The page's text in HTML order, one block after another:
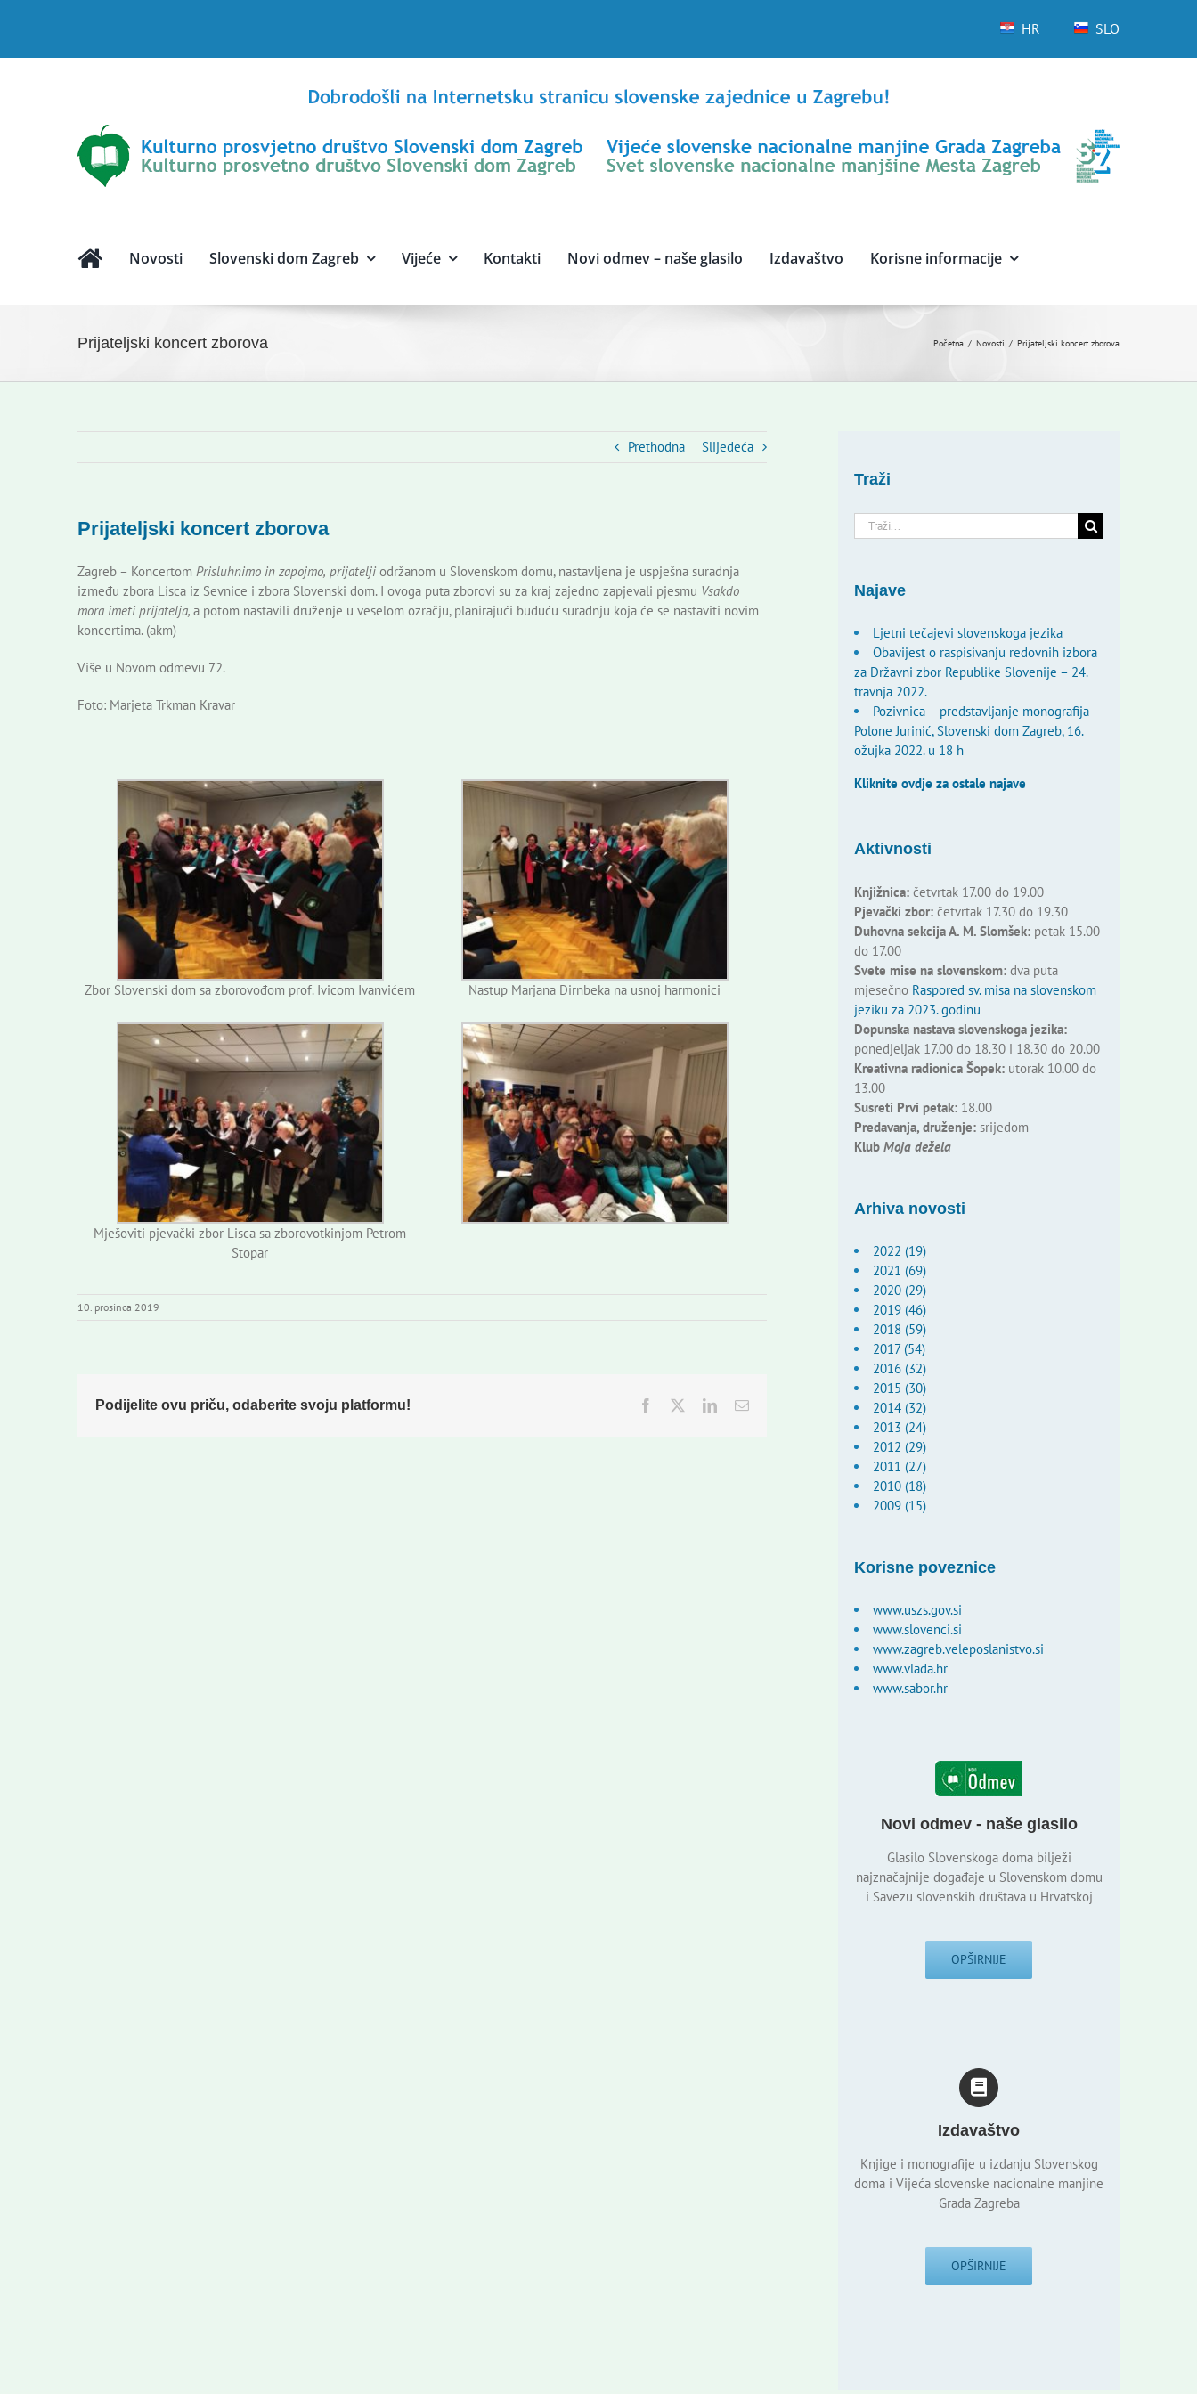
HR SLO
Novosti Slovenski dom Zagreb Vijeće Kontakti Novi odmev – naše glasilo Izdavaštvo Korisne informacije
Prijateljski koncert zborova Početna Novosti Prijateljski koncert zborova
Prethodna Slijedeća
Prijateljski koncert zborova
Zagreb – Koncertom Prisluhnimo in zapojmo, prijatelji održanom u Slovenskom domu, nastavljena je uspješna suradnja
između zbora Lisca iz Sevnice i zbora Slovenski dom. I ovoga puta zborovi su za kraj zajedno zapjevali pjesmu Vsakdo
mora imeti prijatelja, a potom nastavili druženje u veselom ozračju, planirajući buduću suradnju koja će se nastaviti novim
koncertima. (akm)
Više u Novom odmevu 72.
Foto: Marjeta Trkman Kravar
Zbor Slovenski dom sa zborovođom prof. Ivicom Ivanvićem Nastup Marjana Dirnbeka na usnoj harmonici
Mješoviti pjevački zbor Lisca sa zborovotkinjom Petrom
Stopar
10. prosinca 2019
Podijelite ovu priču, odaberite svoju platformu! Facebook
TwitterLinkedInEmail:
Traži
Traži...
Najave
Ljetni tečajevi slovenskoga jezika
Obavijest o raspisivanju redovnih izbora
za Državni zbor Republike Slovenije – 24.
travnja 2022.
Pozivnica – predstavljanje monografija
Polone Jurinić, Slovenski dom Zagreb, 16.
ožujka 2022. u 18 h
Kliknite ovdje za ostale najave
Aktivnosti
Knjižnica:četvrtak 17.00 do 19.00
Pjevački zbor:četvrtak 17.30 do 19.30
Duhovna sekcija A. M. Slomšek:petak 15.00
do 17.00
Svete mise na slovenskom:dva puta
mjesečno Raspored sv. misa na slovenskom
jeziku za 2023. godinu
Dopunska nastava slovenskoga jezika:
ponedjeljak 17.00 do 18.30 i 18.30 do 20.00
Kreativna radionica Šopek:utorak 10.00 do
13.00
Susreti Prvi petak:18.00
Predavanja, druženje:srijedom
Klub Moja dežela
Arhiva novosti
2022 (19)
2021 (69)
2020 (29)
2019 (46)
2018 (59)
2017 (54)
2016 (32)
2015 (30)
2014 (32)
2013 (24)
2012 (29)
2011 (27)
2010 (18)
2009 (15)
Korisne poveznice
www.uszs.gov.si
www.slovenci.si
www.zagreb.veleposlanistvo.si
www.vlada.hr
www.sabor.hr
Novi odmev - naše glasilo
Glasilo Slovenskoga doma bilježi
najznačajnije događaje u Slovenskom domu
i Savezu slovenskih društava u Hrvatskoj
OPŠIRNIJE
Izdavaštvo
Knjige i monografije u izdanju Slovenskog
doma i Vijeća slovenske nacionalne manjine
Grada Zagreba
OPŠIRNIJE